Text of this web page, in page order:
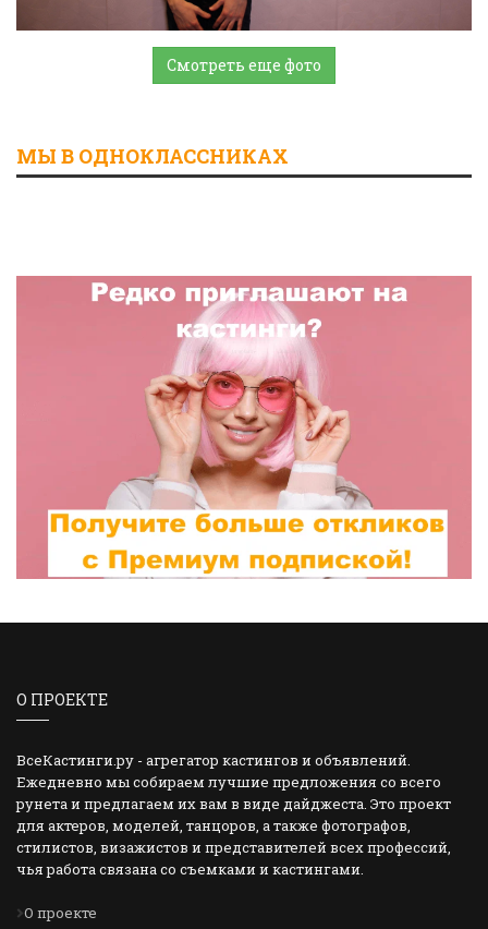
Смотреть еще фото
МЫ В ОДНОКЛАССНИКАХ
О ПРОЕКТЕ
ВсеКастинги.ру - агрегатор кастингов и объявлений.
Ежедневно мы собираем лучшие предложения со всего
рунета и предлагаем их вам в виде дайджеста. Это проект
для актеров, моделей, танцоров, а также фотографов,
стилистов, визажистов и представителей всех профессий,
чья работа связана со съемками и кастингами.
О проекте